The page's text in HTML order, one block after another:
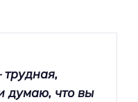
трудная,
думаю, что вы